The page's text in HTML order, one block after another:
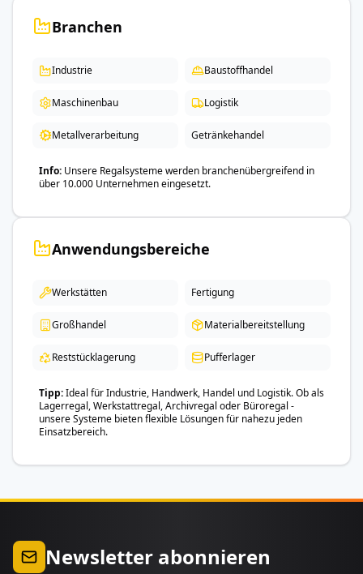
Branchen
Industrie Baustoffhandel
Maschinenbau Logistik
Metallverarbeitung Getränkehandel
Info Unsere Regalsysteme werden branchenübergreifend in
über 10.000 Unternehmen eingesetzt.
Anwendungsbereiche
Werkstätten Fertigung
Großhandel Materialbereitstellung
Reststücklagerung Pufferlager
Tipp Ideal für Industrie, Handwerk, Handel und Logistik. Ob als
Lagerregal, Werkstattregal, Archivregal oder Büroregal -
unsere Systeme bieten flexible Lösungen für nahezu jeden
Einsatzbereich.
Newsletter abonnieren